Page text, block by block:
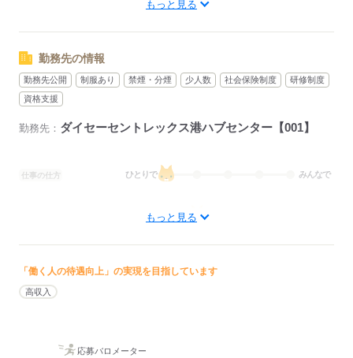
1日1～2時間程度の残業です。
安心して始められるお仕事です！
※ご家庭やお子さんの事情などで残業が難しい等
ありましたら、お気軽にご相談ください。
働けるサポート体制を万全に整えています！
応募する
性別や年齢問わず働きやすい環境ですので、
応募する
もっと見る
勤務先の情報
勤務先公開 制服あり 禁煙・分煙 少人数 社会保険制度
研修制度
資格支援
勤務先： ダイセーセントレックス港ハブセンター【001】
仕事の仕方 ひとりで みんなで
しずか
【福利厚生】
■免許取得支援制度
（限定解除審査、準中型免許、中型免許、大型免許、
■育児休業
もっと見る
「働く人の待遇向上」の実現を目指しています
高収入
応募バロメーター